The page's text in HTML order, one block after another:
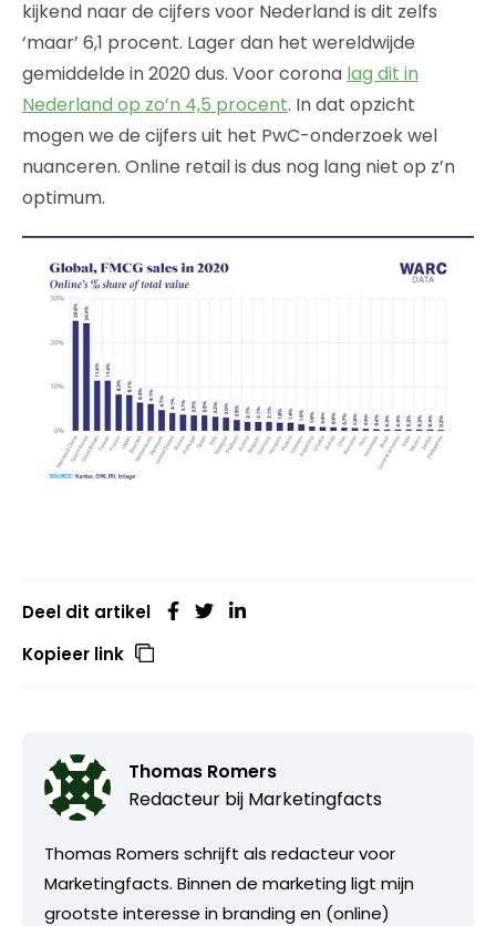
kijkend naar de cijfers voor Nederland is dit zelfs
‘maar’ 6,1 procent. Lager dan het wereldwijde
gemiddelde in 2020 dus. Voor corona lag dit in
Nederland op zo’n 4,5 procent. In dat opzicht
mogen we de cijfers uit het PwC-onderzoek wel
nuanceren. Online retail is dus nog lang niet op z’n
optimum.
Deel dit artikel
Kopieer link
Thomas Romers
Redacteur bij Marketingfacts
Thomas Romers schrijft als redacteur voor
Marketingfacts. Binnen de marketing ligt mijn
grootste interesse in branding en (online)